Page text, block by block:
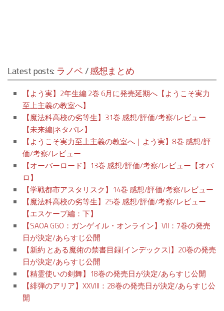
Latest posts: ラノベ/感想まとめ
【よう実】2年生編 2巻 6月に発売延期へ【ようこそ実力
至上主義の教室へ】
【魔法科高校の劣等生】31巻 感想/評価/考察/レビュー
【未来編|ネタバレ】
【ようこそ実力至上主義の教室へ｜よう実】8巻 感想/評
価/考察/レビュー
【オーバーロード】13巻 感想/評価/考察/レビュー【オバ
ロ】
【学戦都市アスタリスク】14巻 感想/評価/考察/レビュー
【魔法科高校の劣等生】25巻 感想/評価/考察/レビュー
【エスケープ編：下】
【SAOA GGO：ガンゲイル・オンライン】VII：7巻の発売
日が決定/あらすじ公開
【新約 とある魔術の禁書目録(インデックス)】20巻の発売
日が決定/あらすじ公開
【精霊使いの剣舞】18巻の発売日が決定/あらすじ公開
【緋弾のアリア】XXVIII：28巻の発売日が決定/あらすじ公
開